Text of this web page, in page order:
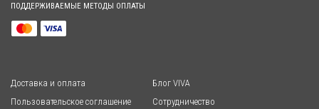
ПОДДЕРЖИВАЕМЫЕ МЕТОДЫ ОПЛАТЫ
Доставка и оплата
Пользовательское соглашение
Блог VIVA
Сотрудничество